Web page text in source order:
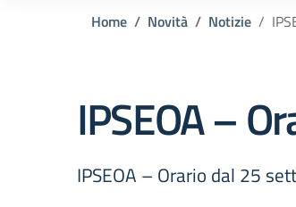
Home Novità Notizie
IPSEOA –
IPSEOA – Orario dal 25